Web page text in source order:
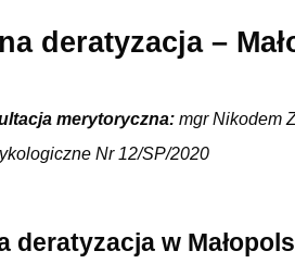
deratyzacja –
merytoryczna: mgr Nikodem
Nr 12/SP/2020
deratyzacja w